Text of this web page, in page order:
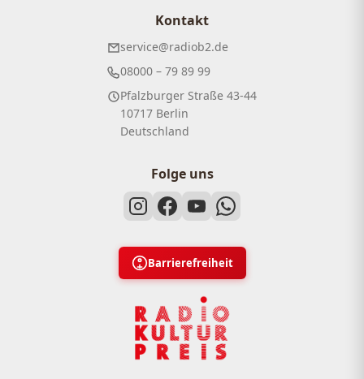
Kontakt
service@radiob2.de
08000 – 79 89 99
Pfalzburger Straße 43-44
10717 Berlin
Deutschland
Folge uns
Barrierefreiheit